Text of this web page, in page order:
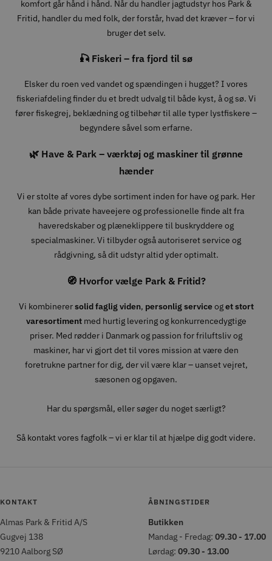
komfort går hånd i hånd. Når du handler jagtudstyr hos Park &
Fritid, handler du med folk, der forstår, hvad det kræver – for vi
bruger det selv.
🎣 Fiskeri – fra fjord til sø
Elsker du roen ved vandet og spændingen i hugget? I vores
fiskeriafdeling finder du et bredt udvalg til både kyst, å og sø. Vi
fører fiskegrej, beklædning og tilbehør til alle typer lystfiskere –
begyndere såvel som erfarne.
🌿 Have & Park – værktøj og maskiner til grønne
hænder
Vi er stolte af vores dybe sortiment inden for have og park. Her
kan både private haveejere og professionelle finde alt fra
haveredskaber og plæneklippere til buskryddere og
specialmaskiner. Vi tilbyder også autoriseret service og
rådgivning, så dit udstyr altid yder optimalt.
🧭 Hvorfor vælge Park & Fritid?
Vi kombinerersolid faglig viden, personlig serviceoget stort
varesortimentmed hurtig levering og konkurrencedygtige
priser. Med rødder i Danmark og passion for friluftsliv og
maskiner, har vi gjort det til vores mission at være den
foretrukne partner for dig, der vil være klar – uanset vejret,
sæsonen og opgaven.
Har du spørgsmål, eller søger du noget særligt?
Så kontakt vores fagfolk – vi er klar til at hjælpe dig godt videre.
KONTAKT
Almas Park & Fritid A/S
Gugvej 138
9210 Aalborg SØ
ÅBNINGSTIDER
Butikken
Mandag - Fredag: 09.30 - 17.00
Lørdag: 09.30 - 13.00